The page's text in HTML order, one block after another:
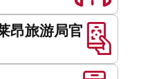
昂旅游局官